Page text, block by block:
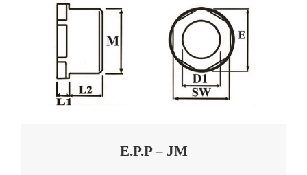
E.P.P – JM